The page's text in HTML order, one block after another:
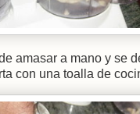
amasar a mano y se
con una toalla de